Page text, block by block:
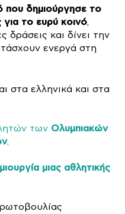
που δημιούργησε το
για το ευρύ κοινό,
δράσεις και δίνει την
ενεργά στη
στα ελληνικά και στα
των Ολυμπιακών
,
μιας αθλητικής